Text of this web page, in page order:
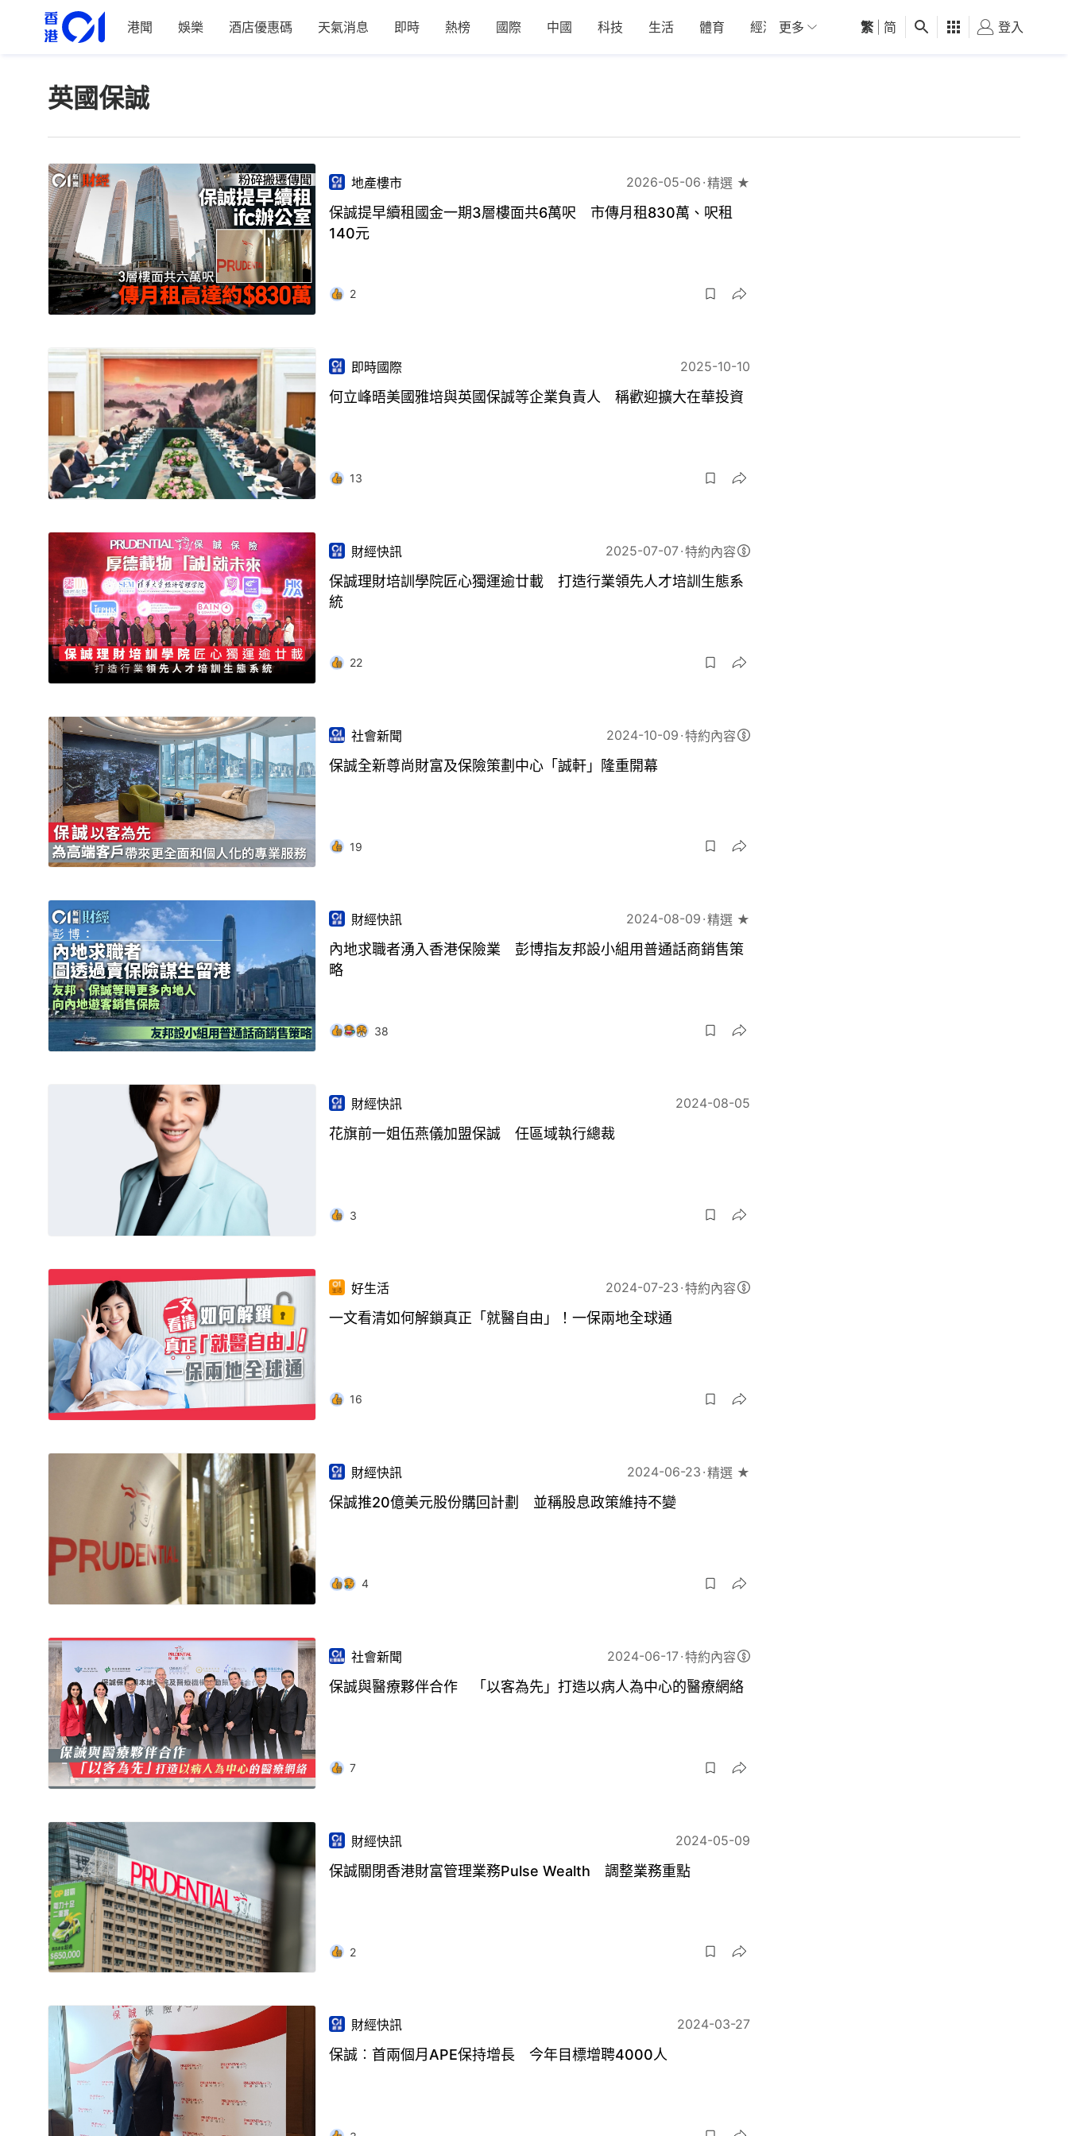
港聞 娛樂 酒店優惠碼 天氣消息 即時 熱榜 國際 中國 科技 生活 體育 經濟 01深圳 觀點 健康 好食玩飛
更多 繁 简 登入
英國保誠
地產樓市 2026-05-06 精選 ★
保誠提早續租國金一期3層樓面共6萬呎 市傳月租830萬、呎租
140元
2
即時國際 2025-10-10
何立峰晤美國雅培與英國保誠等企業負責人 稱歡迎擴大在華投資
13
財經快訊 2025-07-07 特約內容
保誠理財培訓學院匠心獨運逾廿載 打造行業領先人才培訓生態系
統
22
社會新聞 2024-10-09 特約內容
保誠全新尊尚財富及保險策劃中心「誠軒」隆重開幕
19
財經快訊 2024-08-09 精選 ★
內地求職者湧入香港保險業 彭博指友邦設小組用普通話商銷售策
略
38
財經快訊 2024-08-05
花旗前一姐伍燕儀加盟保誠 任區域執行總裁
3
好生活 2024-07-23 特約內容
一文看清如何解鎖真正「就醫自由」！一保兩地全球通
16
財經快訊 2024-06-23 精選 ★
保誠推20億美元股份購回計劃 並稱股息政策維持不變
4
社會新聞 2024-06-17 特約內容
保誠與醫療夥伴合作 「以客為先」打造以病人為中心的醫療網絡
7
財經快訊 2024-05-09
保誠關閉香港財富管理業務Pulse Wealth 調整業務重點
2
財經快訊 2024-03-27
保誠︰首兩個月APE保持增長 今年目標增聘4000人